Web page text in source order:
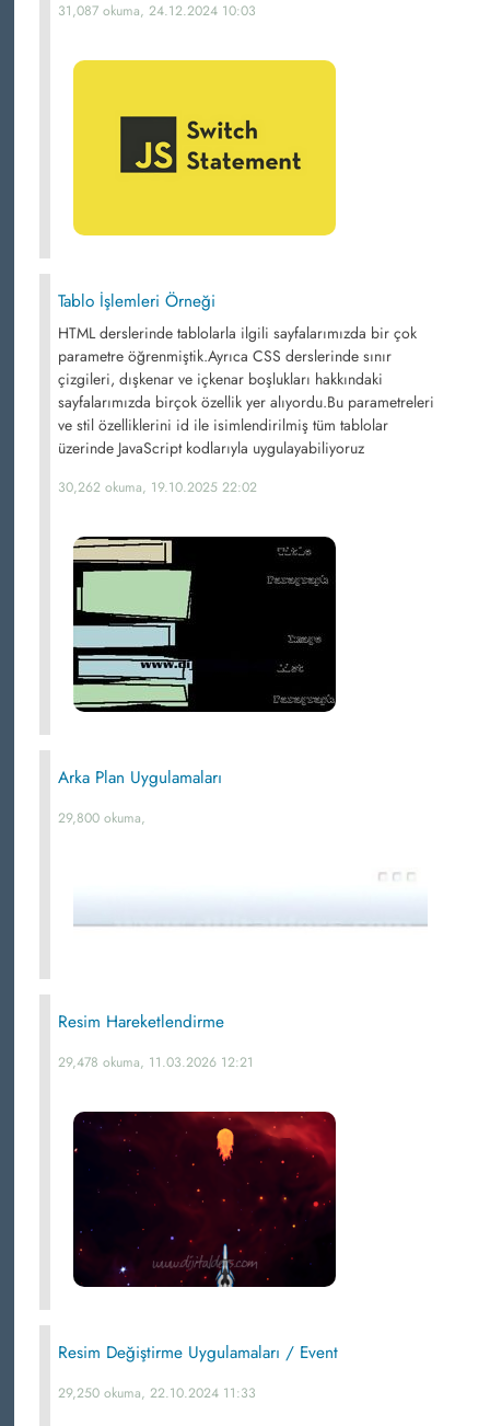
31,087 okuma, 24.12.2024 10:03
Tablo İşlemleri Örneği
HTML derslerinde tablolarla ilgili sayfalarımızda bir çok
parametre öğrenmiştik.Ayrıca CSS derslerinde sınır
çizgileri, dışkenar ve içkenar boşlukları hakkındaki
sayfalarımızda birçok özellik yer alıyordu.Bu parametreleri
ve stil özelliklerini id ile isimlendirilmiş tüm tablolar
üzerinde JavaScript kodlarıyla uygulayabiliyoruz
30,262 okuma, 19.10.2025 22:02
Arka Plan Uygulamaları
29,800 okuma,
Resim Hareketlendirme
29,478 okuma, 11.03.2026 12:21
Resim Değiştirme Uygulamaları / Event
29,250 okuma, 22.10.2024 11:33